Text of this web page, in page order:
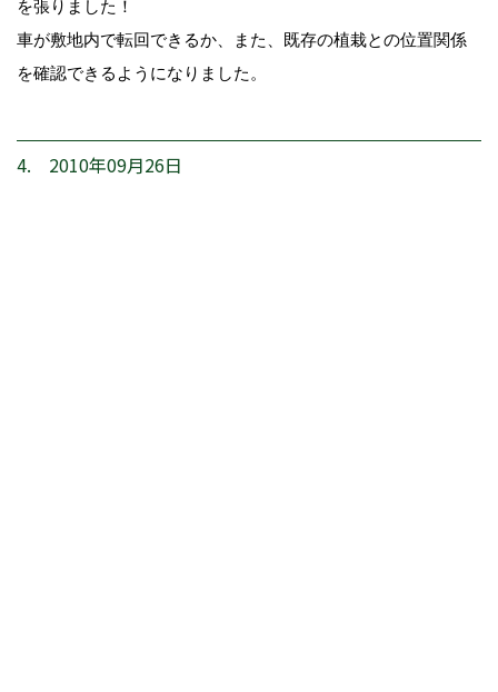
を張りました！
車が敷地内で転回できるか、また、既存の植栽との位置関係
を確認できるようになりました。
4. 2010年09月26日